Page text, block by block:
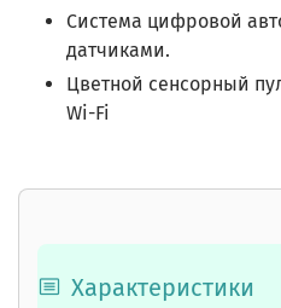
Система цифровой
датчиками.
Цветной сенсорный
Wi-Fi
Характеристики